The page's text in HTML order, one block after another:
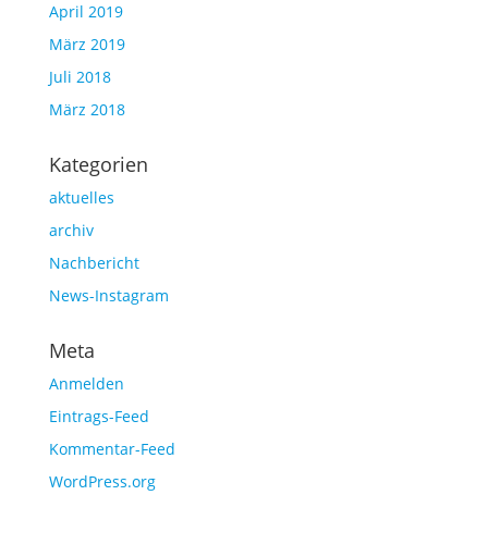
April 2019
März 2019
Juli 2018
März 2018
Kategorien
aktuelles
archiv
Nachbericht
News-Instagram
Meta
Anmelden
Eintrags-Feed
Kommentar-Feed
WordPress.org